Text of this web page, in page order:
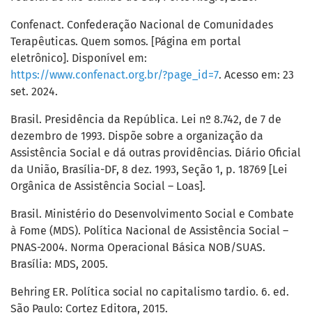
Confenact. Confederação Nacional de Comunidades
Terapêuticas. Quem somos. [Página em portal
eletrônico]. Disponível em:
https://www.confenact.org.br/?page_id=7. Acesso em: 23
set. 2024.
Brasil. Presidência da República. Lei nº 8.742, de 7 de
dezembro de 1993. Dispõe sobre a organização da
Assistência Social e dá outras providências. Diário Oficial
da União, Brasília-DF, 8 dez. 1993, Seção 1, p. 18769 [Lei
Orgânica de Assistência Social – Loas].
Brasil. Ministério do Desenvolvimento Social e Combate
à Fome (MDS). Política Nacional de Assistência Social –
PNAS-2004. Norma Operacional Básica NOB/SUAS.
Brasília: MDS, 2005.
Behring ER. Política social no capitalismo tardio. 6. ed.
São Paulo: Cortez Editora, 2015.